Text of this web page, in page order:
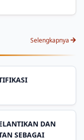
Selengkapnya
DAN
SEBAGAI